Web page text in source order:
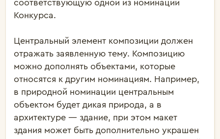
соответствующую одной из номинаций
Конкурса.
Центральный элемент композиции должен
отражать заявленную тему. Композицию
можно дополнять объектами, которые
относятся к другим номинациям. Например,
в природной номинации центральным
объектом будет дикая природа, а в
архитектуре — здание, при этом макет
здания может быть дополнительно украшен